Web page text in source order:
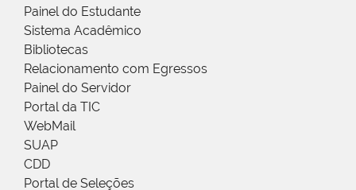
Painel do Estudante
Sistema Acadêmico
Bibliotecas
Relacionamento com Egressos
Painel do Servidor
Portal da TIC
WebMail
SUAP
CDD
Portal de Seleções